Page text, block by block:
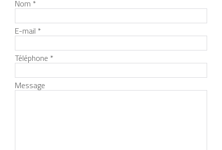
Nom *
E-mail *
Téléphone *
Message